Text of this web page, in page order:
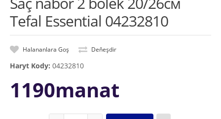
Tefal Essential 04232810
Halananlara Goş Deňeşdir
Haryt Kody: 04232810
1190manat